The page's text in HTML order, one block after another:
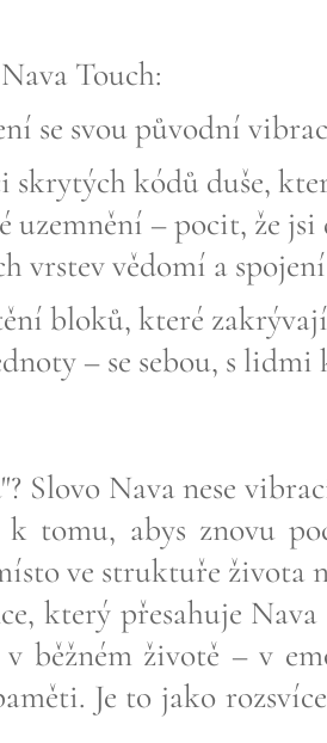
Touch:
se svou původní
skrytých kódů duše,
uzemnění – pocit, že
vrstev vědomí a
bloků, které
– se sebou, s
Slovo Nava nese
k tomu, abys znovu
ve struktuře života
který přesahuje
v běžném životě – v
Je to jako